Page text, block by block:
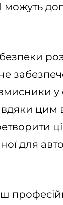
можуть
цим
для